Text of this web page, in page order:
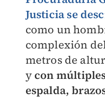
Justicia se
como un
complexión
metros de
y con
espalda,